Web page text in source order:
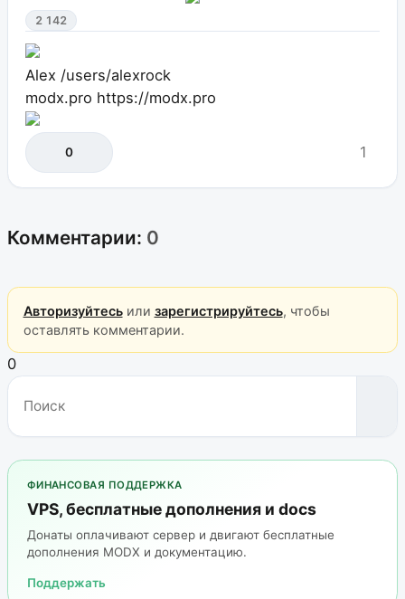
2 142
Alex /users/alexrock
modx.pro https://modx.pro
0 1
Комментарии: 0
Авторизуйтесьили зарегистрируйтесь, чтобы
оставлять комментарии.
0
ФИНАНСОВАЯ ПОДДЕРЖКА
VPS, бесплатные дополнения и docs
Донаты оплачивают сервер и двигают бесплатные
дополнения MODX и документацию.
Поддержать